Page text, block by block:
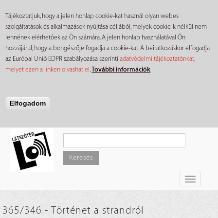
Tájékoztatjuk, hogy a jelen honlap cookie-kat használ olyan webes
szolgáltatások és alkalmazások nyújtása céljából, melyek cookie-k nélkül nem
lennének elérhetőek az Ön számára. A jelen honlap használatával Ön
hozzájárul, hogy a böngészője fogadja a cookie-kat. A beiratkozáskor elfogadja
az Európai Unió EDPR szabályozása szerintiadatvédelmi tájékoztatónkat,
melyet ezen a linken olvashat el.További információk
Elfogadom
tartalomra
Keresés
Toggle
365/346 - Történet a strandról